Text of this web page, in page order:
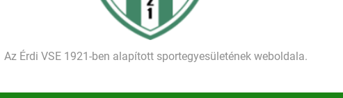
Történelmet írt az I. Érdi Football Fesztivál – több mint
Az Érdi VSE 1921-ben alapított sportegyesületének weboldala.